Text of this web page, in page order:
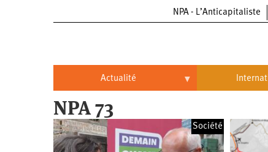
NPA - L’Anticapitaliste
Actualité
Actualité
Politique Brésil
NPA 73
Société